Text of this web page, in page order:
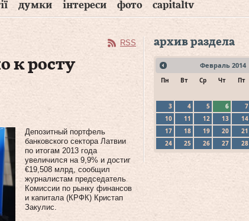
думки інтереси фото capitaltv
RSS
к росту
Депозитный портфель
банковского сектора Латвии
по итогам 2013 года
увеличился на 9,9% и достиг
€19,508 млрд, сообщил
журналистам председатель
Комиссии по рынку финансов
и капитала (КРФК) Кристап
Закулис.
архив раздела
Февраль 2014
Пн Вт Ср Чт Пт
3
4 5 6 7
10
11 12 13 14
17
18 19 20 21
24
25 26 27 28